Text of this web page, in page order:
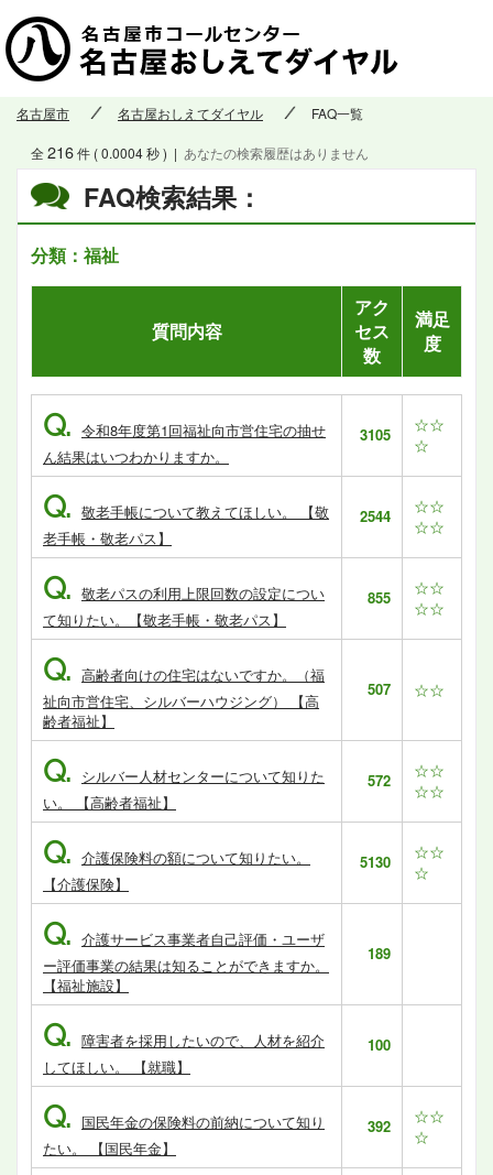
名古屋市 名古屋おしえてダイヤル FAQ一覧
FAQ検索結果：
分類：福祉
全216件 ( 0.0004 秒 ) | あなたの検索履歴はありません
質問内容
アク
セス
数
満足
度
Q. 令和8年度第1回福祉向市営住宅の抽せ
ん結果はいつわかりますか。
3105
☆☆
☆
Q. 敬老手帳について教えてほしい。 【敬
老手帳・敬老パス】
2544
☆☆
☆☆
Q. 敬老パスの利用上限回数の設定につい
て知りたい。【敬老手帳・敬老パス】
855
☆☆
☆☆
Q. 高齢者向けの住宅はないですか。（福
祉向市営住宅、シルバーハウジング） 【高
齢者福祉】
507 ☆☆
Q. シルバー人材センターについて知りた
い。 【高齢者福祉】
572
☆☆
☆☆
Q. 介護保険料の額について知りたい。
【介護保険】
5130
☆☆
☆
Q. 介護サービス事業者自己評価・ユーザ
ー評価事業の結果は知ることができますか。
【福祉施設】
189
Q. 障害者を採用したいので、人材を紹介
してほしい。 【就職】
100
Q. 国民年金の保険料の前納について知り
たい。 【国民年金】
392
☆☆
☆